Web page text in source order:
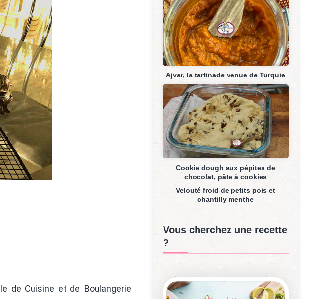
de Cuisine et de Boulangerie
Ajvar, la tartinade venue de Turquie
Cookie dough aux pépites de
chocolat, pâte à cookies
Velouté froid de petits pois et
chantilly menthe
Vous cherchez une recette
?